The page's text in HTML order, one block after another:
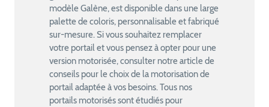
modèle Galène, est disponible dans une large
palette de coloris, personnalisable et fabriqué
sur-mesure. Si vous souhaitez remplacer
votre portail et vous pensez à opter pour une
version motorisée, consulter notre article de
conseils pour le choix de la motorisation de
portail adaptée à vos besoins. Tous nos
portails motorisés sont étudiés pour